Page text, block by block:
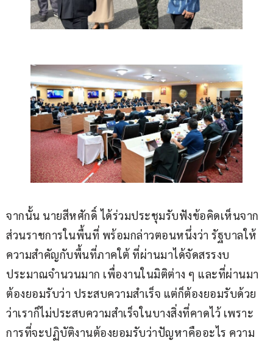
จากนั้น นายสีหศักดิ์ ได้ร่วมประชุมรับฟังข้อคิดเห็นจาก
ส่วนราชการในพื้นที่ พร้อมกล่าวตอนหนึ่งว่า รัฐบาลให้
ความสำคัญกับพื้นที่ภาคใต้ ที่ผ่านมาได้จัดสรรงบ
ประมาณจำนวนมาก เพื่องานในมิติต่าง ๆ และที่ผ่านมา
ต้องยอมรับว่า ประสบความสำเร็จ แต่ก็ต้องยอมรับด้วย
ว่าเราก็ไม่ประสบความสำเร็จในบางสิ่งที่คาดไว้ เพราะ
การที่จะปฏิบัติงานต้องยอมรับว่าปัญหาคืออะไร ความ